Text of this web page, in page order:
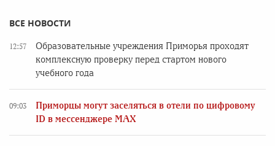
ВСЕ НОВОСТИ
12:57
Образовательные учреждения Приморья проходят
комплексную проверку перед стартом нового
учебного года
09:03
Приморцы могут заселяться в отели по цифровому
ID в мессенджере MAX